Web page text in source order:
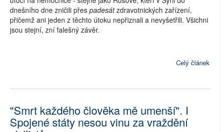
dnešního dne zničili přes padesátzdravotnických zařízení,
přičemž ani jeden z těchto útoku nepřiznali a nevyšetřili. Všichni
jsou stejní, zní falešný závěr.
Celý článek
"Smrt každého člověka mě umenší". I
Spojené státy nesou vinu za vraždění